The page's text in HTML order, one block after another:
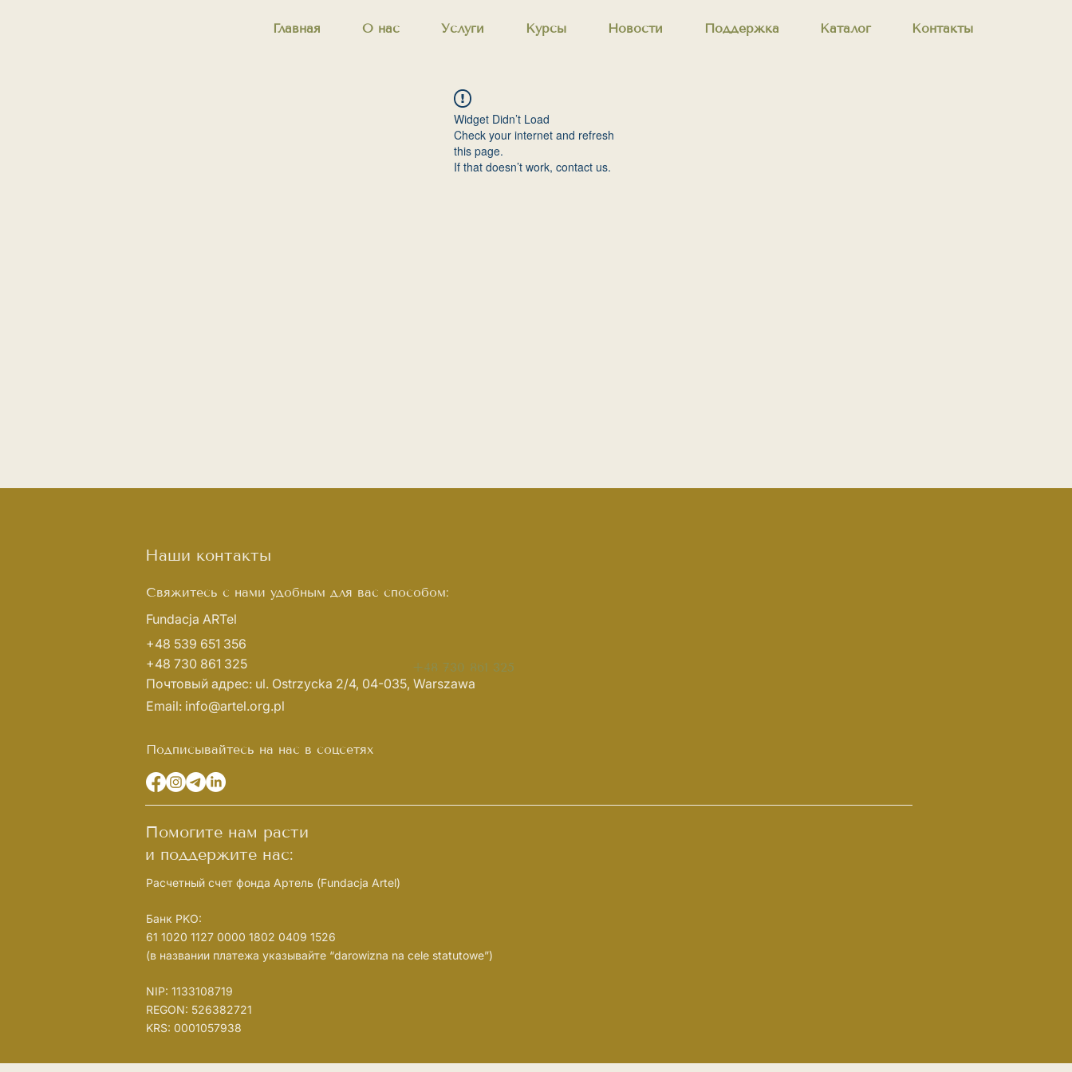
Главная О нас Услуги Курсы Новости Поддержка Каталог Контакты
Widget Didn’t Load
Check your internet and refresh
this page.
If that doesn’t work, contact us.
Наши контакты
Свяжитесь с нами удобным для вас способом:
Fundacja ARTel
+48 539 651 356
+48 730 861 325
Почтовый адрес: ul. Ostrzycka 2/4, 04-035, Warszawa
Email: info@artel.org.pl
Подписывайтесь на нас в соцсетях
Помогите нам расти
и поддержите нас:
Расчетный счет фонда Артель (Fundacja Artel)
Банк PKO:
61 1020 1127 0000 1802 0409 1526
(в названии платежа указывайте “darowizna na cele statutowe”)
NIP: 1133108719
REGON: 526382721
KRS: 0001057938
+48 730 861 325